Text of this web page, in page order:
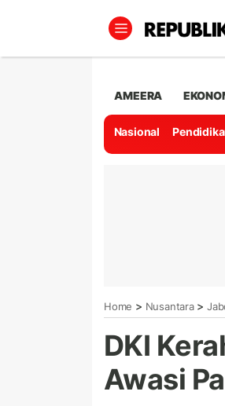
AMEERA
Nasional
Home > Nusantara>
DKI
Awasi